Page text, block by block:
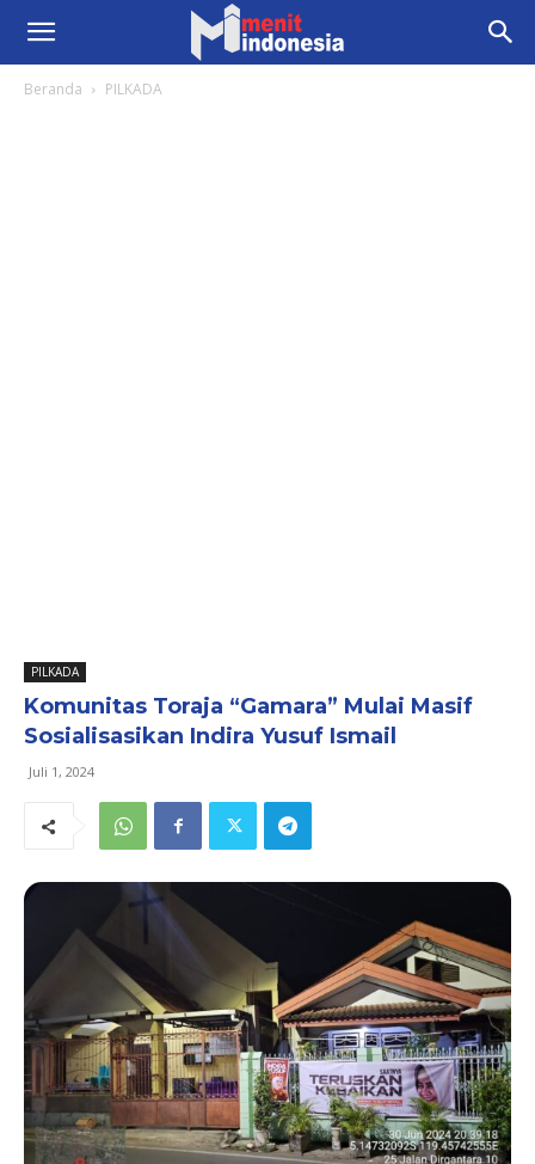
Beranda PILKADA
PILKADA
Komunitas Toraja “Gamara” Mulai Masif
Sosialisasikan Indira Yusuf Ismail
Juli 1, 2024